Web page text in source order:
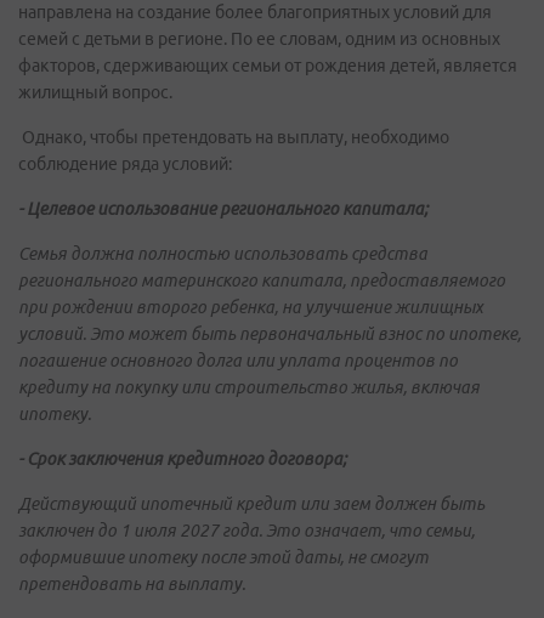
направлена на создание более благоприятных условий для
семей с детьми в регионе. По ее словам, одним из основных
факторов, сдерживающих семьи от рождения детей, является
жилищный вопрос.
Однако, чтобы претендовать на выплату, необходимо
соблюдение ряда условий:
- Целевое использование регионального капитала;
Семья должна полностью использовать средства
регионального материнского капитала, предоставляемого
при рождении второго ребенка, на улучшение жилищных
условий. Это может быть первоначальный взнос по ипотеке,
погашение основного долга или уплата процентов по
кредиту на покупку или строительство жилья, включая
ипотеку.
- Срок заключения кредитного договора;
Действующий ипотечный кредит или заем должен быть
заключен до 1 июля 2027 года. Это означает, что семьи,
оформившие ипотеку после этой даты, не смогут
претендовать на выплату.